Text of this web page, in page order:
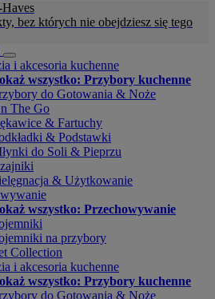
bez których nie obejdziesz się tego
i akcesoria kuchenne
wszystko: Przybory kuchenne
do Gotowania & Noże
The Go
& Fartuchy
& Podstawki
do Soli & Pieprzu
& Użytkowanie
wszystko: Przechowywanie
na przybory
Collection
i akcesoria kuchenne
wszystko: Przybory kuchenne
do Gotowania & Noże